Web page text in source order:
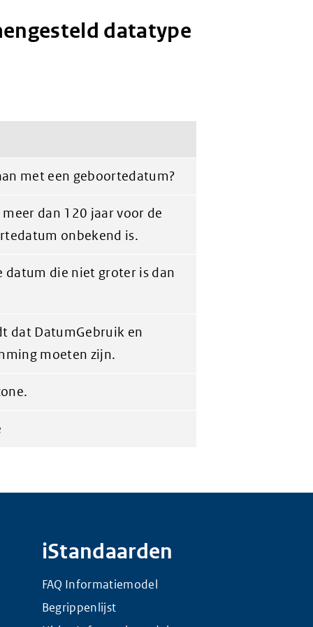
datatype
met een geboortedatum?
dan 120 jaar voor de
onbekend is.
datum die niet groter is dan
dat DatumGebruik en
moeten zijn.
iStandaarden
FAQ Informatiemodel
Begrippenlijst